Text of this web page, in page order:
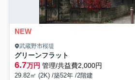
NEW
武蔵野市桜堤
グリーンフラット
6.7万円 管理/共益費2,000円
29.82㎡ (2K) /築52年 /2階建